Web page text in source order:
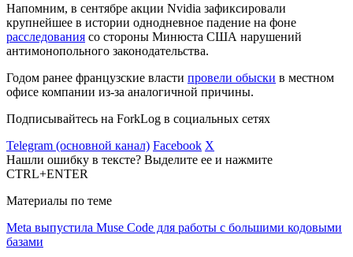
Напомним, в сентябре акции Nvidia зафиксировали
крупнейшее в истории однодневное падение на фоне
расследования со стороны Минюста США нарушений
антимонопольного законодательства.
Годом ранее французские власти провели обыски в местном
офисе компании из-за аналогичной причины.
Подписывайтесь на ForkLog в социальных сетях
Telegram (основной канал) Facebook X
Нашли ошибку в тексте? Выделите ее и нажмите
CTRL+ENTER
Материалы по теме
Meta выпустила Muse Code для работы с большими кодовыми
базами